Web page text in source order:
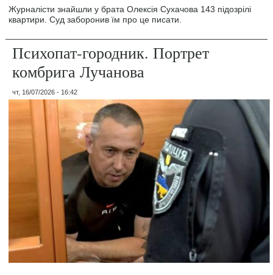
Журналісти знайшли у брата Олексія Сухачова 143 підозрілі
квартири. Суд заборонив їм про це писати.
Психопат-городник. Портрет
комбрига Лучанова
чт, 16/07/2026 - 16:42